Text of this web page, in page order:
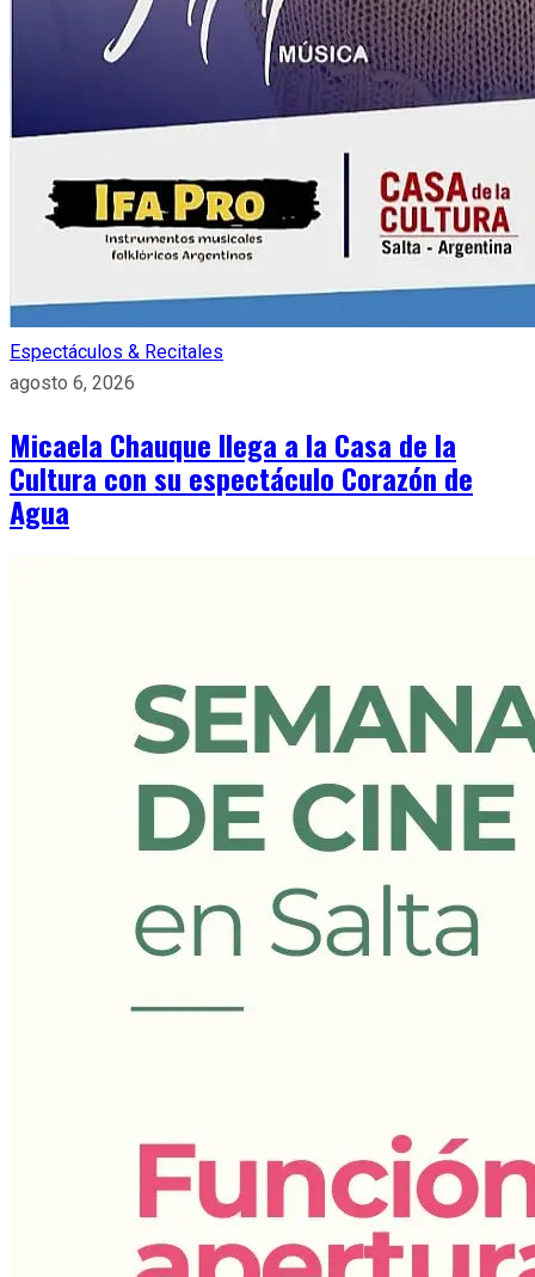
Espectáculos & Recitales
agosto 6, 2026
Micaela Chauque llega a la Casa de la
Cultura con su espectáculo Corazón de
Agua